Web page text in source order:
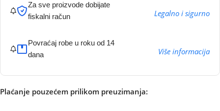
Za sve proizvode dobijate
fiskalni račun
Legalno i sigurno
Povraćaj robe u roku od 14
dana
Više informacija
Plaćanje pouzećem prilikom preuzimanja: